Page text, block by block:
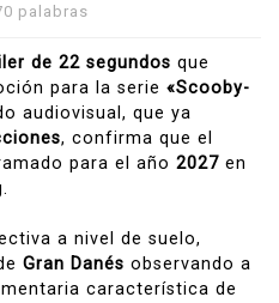
palabras
de 22 segundos que
para la serie «Scooby-
audiovisual, que ya
, confirma que el
para el año 2027 en
a nivel de suelo,
Gran Danés observando a
característica de